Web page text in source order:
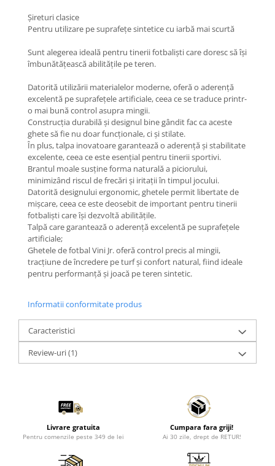
Șireturi clasice
Pentru utilizare pe suprafețe sintetice cu iarbă mai scurtă
Sunt alegerea ideală pentru tinerii fotbaliști care doresc să își
îmbunătățească abilitățile pe teren.
Datorită utilizării materialelor moderne, oferă o aderență
excelentă pe suprafețele artificiale, ceea ce se traduce printr-
o mai bună control asupra mingii.
Construcția durabilă și designul bine gândit fac ca aceste
ghete să fie nu doar funcționale, ci și stilate.
În plus, talpa inovatoare garantează o aderență și stabilitate
excelente, ceea ce este esențial pentru tinerii sportivi.
Brantul moale susține forma naturală a piciorului,
minimizând riscul de frecări și iritații în timpul jocului.
Datorită designului ergonomic, ghetele permit libertate de
mișcare, ceea ce este deosebit de important pentru tinerii
fotbaliști care își dezvoltă abilitățile.
Talpă care garantează o aderență excelentă pe suprafețele
artificiale;
Ghetele de fotbal Vini Jr. oferă control precis al mingii,
tracțiune de încredere pe turf și confort natural, fiind ideale
pentru performanță și joacă pe teren sintetic.
Informatii conformitate produs
Caracteristici
Review-uri(1)
Livrare gratuita
Pentru comenzile peste 349 de lei
Cumpara fara griji!
Ai 30 zile, drept de RETUR!